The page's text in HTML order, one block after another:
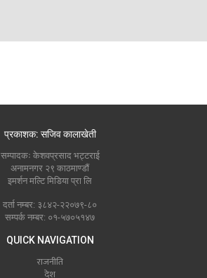
प्रकाशक: सजिव कालाखेती
सम्पादकः केशवप्रसाद भट्टराई
अनामनगर २९ काठमाण्डौं
इमर्शन मल्टि मिडिया प्रा लि
दर्ता नम्बर: ३८४२-२२०७९-८०
सम्पर्क नम्बर: ०१-५७०५१४७
QUICK NAVIGATION
राजनीति
देश